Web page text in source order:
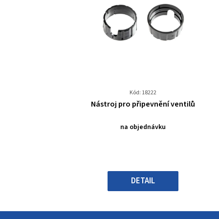
Kód: 18222
Průměrné
produktu
5
hvězdiček.
Nástroj pro připevnění ventilů
na objednávku
DETAIL